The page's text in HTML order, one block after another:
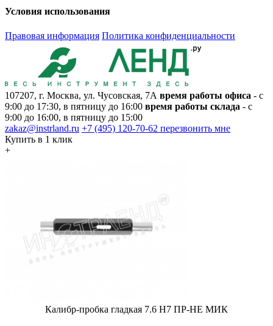
Условия использования
Правовая информация Политика конфиденциальности
107207, г. Москва, ул. Чусовская, 7А время работы офиса - с
9:00 до 17:30, в пятницу до 16:00 время работы склада - с
9:00 до 16:00, в пятницу до 15:00
zakaz@instrland.ru +7 (495) 120-70-62 перезвонить мне
Купить в 1 клик
+
Калибр-пробка гладкая 7.6 Н7 ПР-НЕ МИК